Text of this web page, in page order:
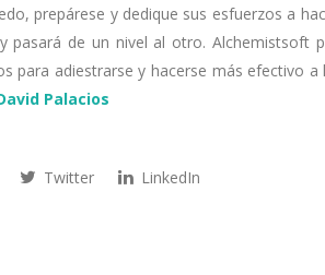
prepárese y dedique sus esfuerzos a
pasará de un nivel al otro. Alchemistsoft
para adiestrarse y hacerse más efectivo
Palacios
Twitter LinkedIn